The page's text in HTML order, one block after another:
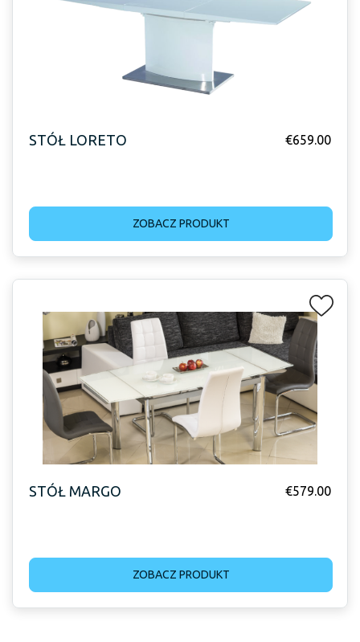
STÓŁ LORETO €659.00
ZOBACZ PRODUKT
STÓŁ MARGO €579.00
ZOBACZ PRODUKT